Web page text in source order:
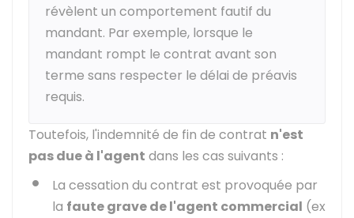
révèlent un comportement fautif du
mandant. Par exemple, lorsque le
mandant rompt le contrat avant son
terme sans respecter le délai de préavis
requis.
Toutefois, l'indemnité de fin de contrat n'est
pas due à l'agent dans les cas suivants :
La cessation du contrat est provoquée par
la faute grave de l'agent commercial (ex